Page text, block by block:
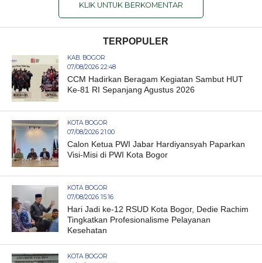
KLIK UNTUK BERKOMENTAR
TERPOPULER
KAB. BOGOR
07/08/2026 22:48
CCM Hadirkan Beragam Kegiatan Sambut HUT
Ke-81 RI Sepanjang Agustus 2026
KOTA BOGOR
07/08/2026 21:00
Calon Ketua PWI Jabar Hardiyansyah Paparkan
Visi-Misi di PWI Kota Bogor
KOTA BOGOR
07/08/2026 15:16
Hari Jadi ke-12 RSUD Kota Bogor, Dedie Rachim
Tingkatkan Profesionalisme Pelayanan
Kesehatan
KOTA BOGOR